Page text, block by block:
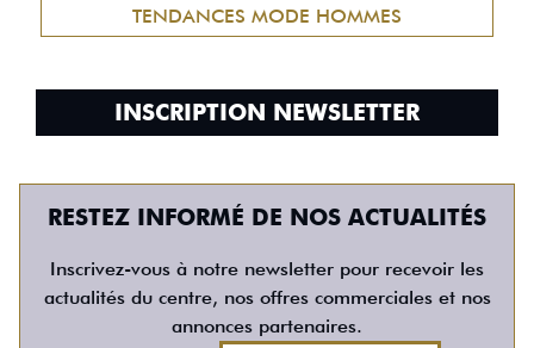
TENDANCES MODE HOMMES
INSCRIPTION NEWSLETTER
RESTEZ INFORMÉ DE NOS ACTUALITÉS
Inscrivez-vous à notre newsletter pour recevoir les
actualités du centre, nos offres commerciales et nos
annonces partenaires.